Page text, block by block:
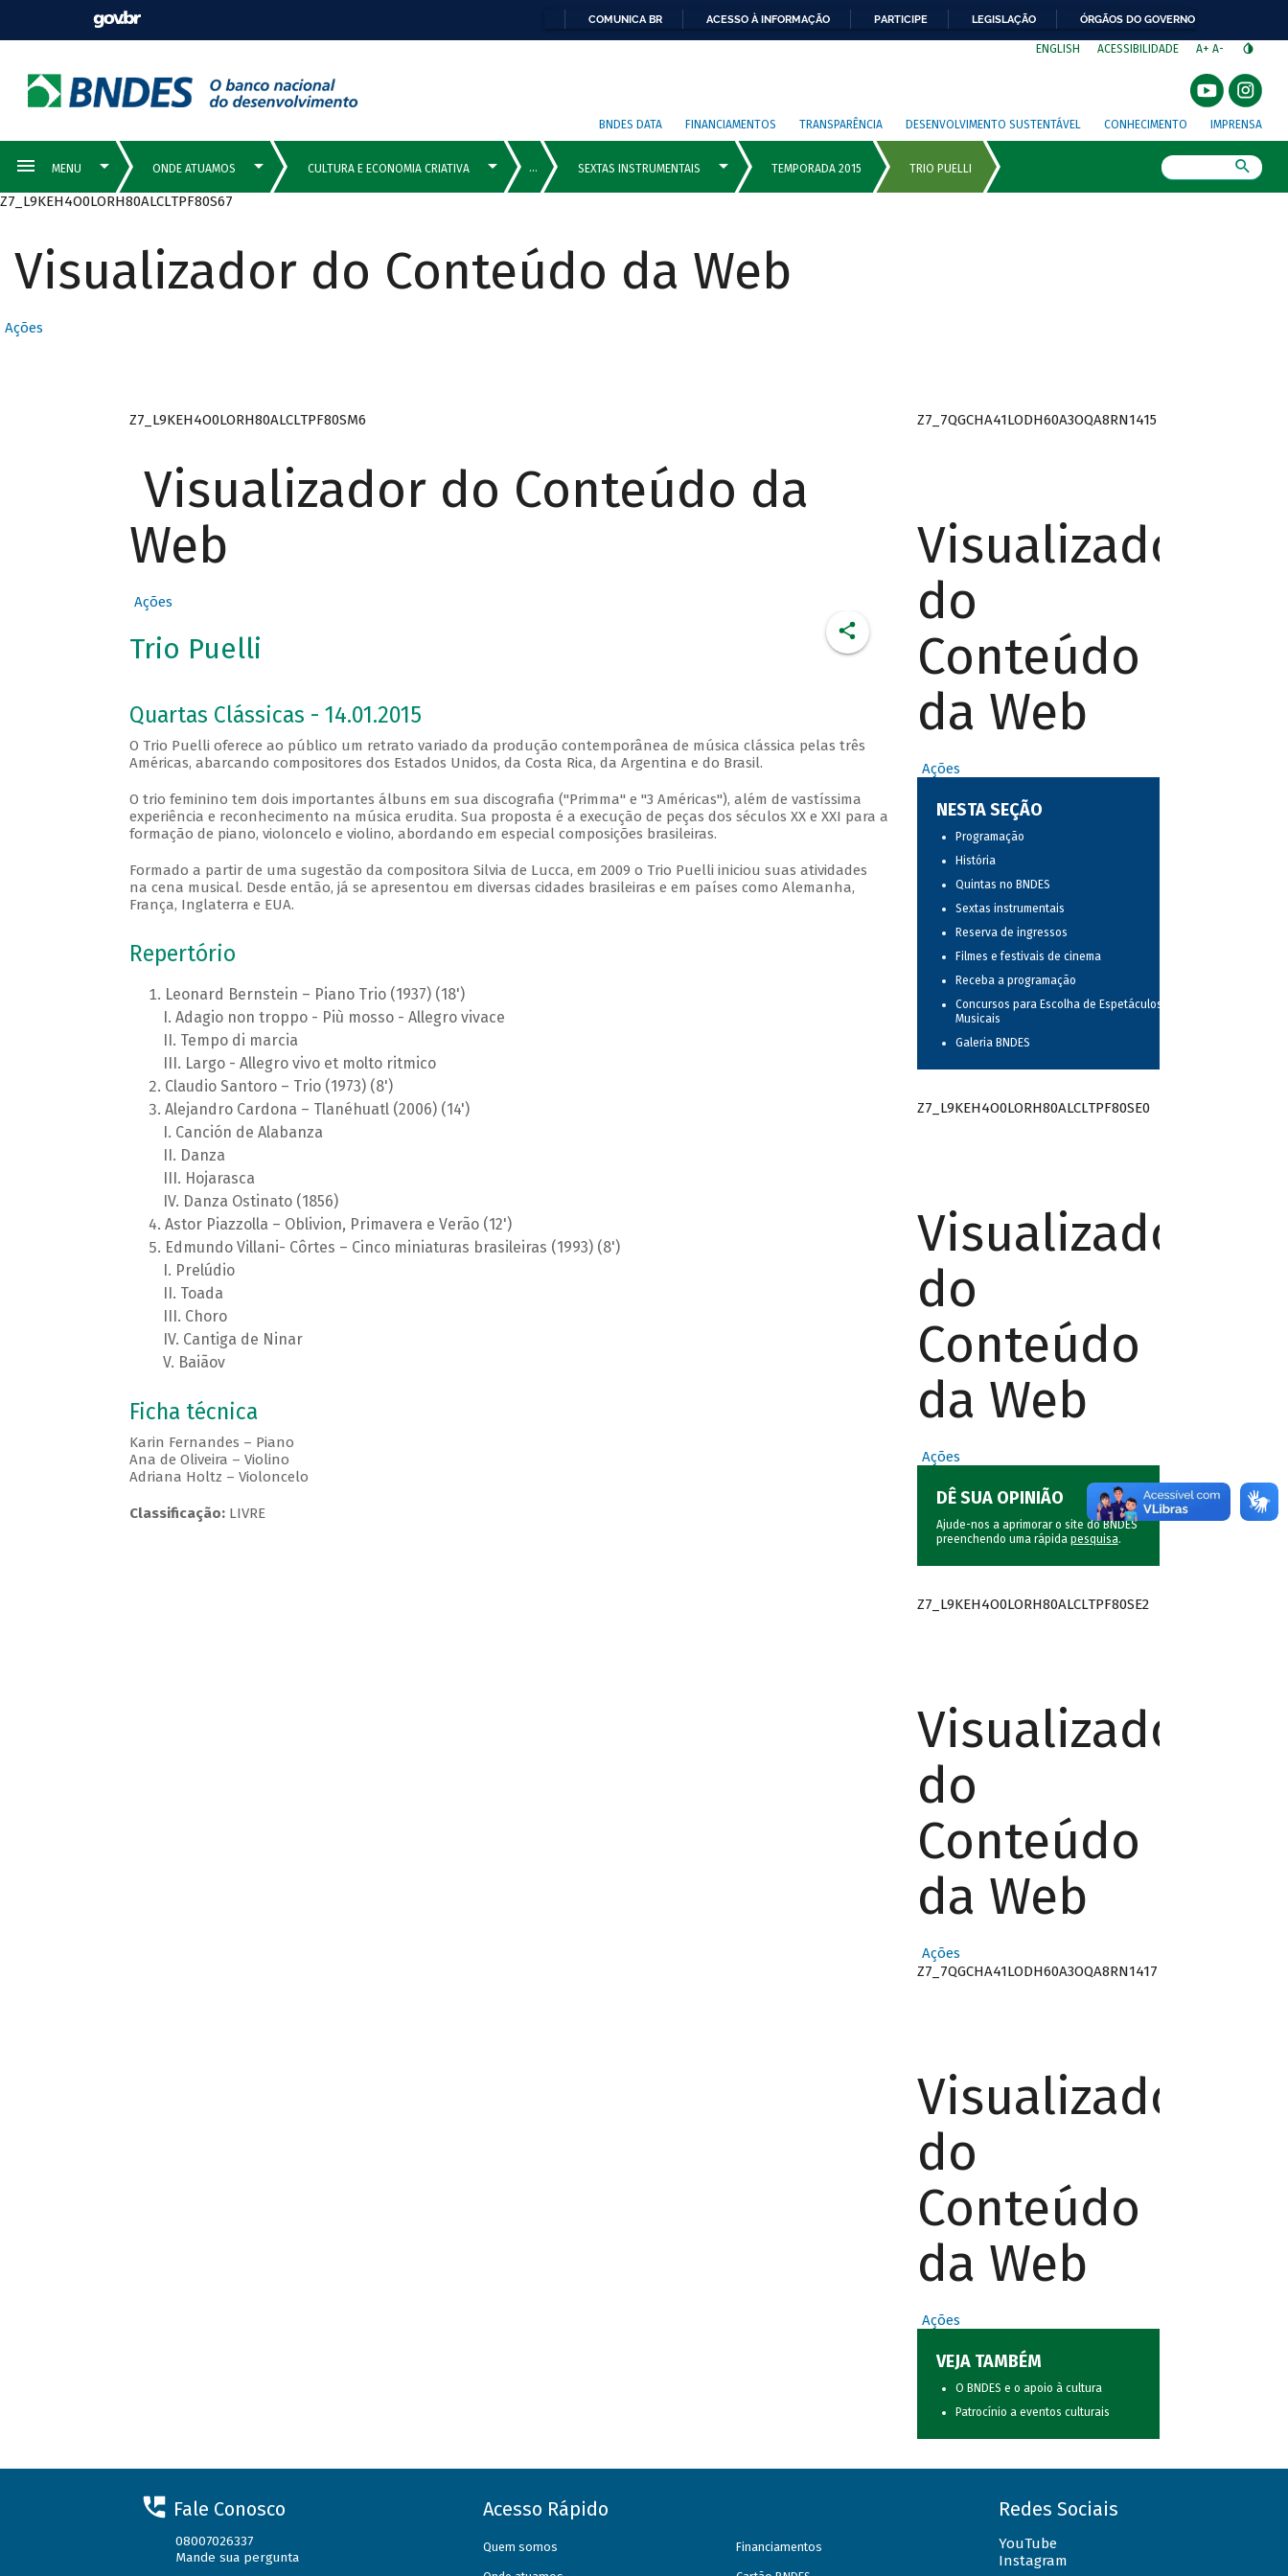
COMUNICA BR ACESSO À INFORMAÇÃO PARTICIPE LEGISLAÇÃO ÓRGÃOS DO GOVERNO
ENGLISH ACESSIBILIDADE A+ A-
BNDES DATA FINANCIAMENTOS TRANSPARÊNCIA DESENVOLVIMENTO SUSTENTÁVEL CONHECIMENTO IMPRENSA
Z7_L9KEH4O0LORH80ALCLTPF80S67
Visualizador do Conteúdo da Web
Ações
Z7_L9KEH4O0LORH80ALCLTPF80SM6
Visualizador do Conteúdo da
Web
Ações
Trio Puelli
Quartas Clássicas - 14.01.2015
O Trio Puelli oferece ao público um retrato variado da produção contemporânea de música clássica pelas três
Américas, abarcando compositores dos Estados Unidos, da Costa Rica, da Argentina e do Brasil.
O trio feminino tem dois importantes álbuns em sua discografia ("Primma" e "3 Américas"), além de vastíssima
experiência e reconhecimento na música erudita. Sua proposta é a execução de peças dos séculos XX e XXI para a
formação de piano, violoncelo e violino, abordando em especial composições brasileiras.
Formado a partir de uma sugestão da compositora Silvia de Lucca, em 2009 o Trio Puelli iniciou suas atividades
na cena musical. Desde então, já se apresentou em diversas cidades brasileiras e em países como Alemanha,
França, Inglaterra e EUA.
Repertório
Leonard Bernstein – Piano Trio (1937) (18')
Adagio non troppo - Più mosso - Allegro vivace
Tempo di marcia
Largo - Allegro vivo et molto ritmico
Claudio Santoro – Trio (1973) (8')
Alejandro Cardona – Tlanéhuatl (2006) (14')
Canción de Alabanza
Danza
Hojarasca
Danza Ostinato (1856)
Astor Piazzolla – Oblivion, Primavera e Verão (12')
Edmundo Villani- Côrtes – Cinco miniaturas brasileiras (1993) (8')
Prelúdio
Toada
Choro
Cantiga de Ninar
Baiãov
Ficha técnica
Karin Fernandes – Piano
Ana de Oliveira – Violino
Adriana Holtz – Violoncelo
Classificação:LIVRE
Z7_7QGCHA41LODH60A3OQA8RN1415
Visualizador
do
Conteúdo
da Web
Ações
NESTA SEÇÃO
Programação
História
Quintas no BNDES
Sextas instrumentais
Reserva de ingressos
Filmes e festivais de cinema
Receba a programação
Concursos para Escolha de Espetáculos
Musicais
Galeria BNDES
Z7_L9KEH4O0LORH80ALCLTPF80SE0
Visualizador
do
Conteúdo
da Web
Ações
DÊ SUA OPINIÃO
Ajude-nos a aprimorar o site do BNDES
preenchendo uma rápida pesquisa.
Z7_L9KEH4O0LORH80ALCLTPF80SE2
Visualizador
do
Conteúdo
da Web
Ações
Z7_7QGCHA41LODH60A3OQA8RN1417
Visualizador
do
Conteúdo
da Web
Ações
VEJA TAMBÉM
O BNDES e o apoio à cultura
Patrocínio a eventos culturais
Fale Conosco
08007026337
Mande sua pergunta
Acesso Rápido
Quem somos Financiamentos
Redes Sociais
YouTube
Instagram